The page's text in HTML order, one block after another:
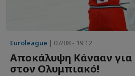
Euroleague | 07/08 - 19:12
Αποκάλυψη Κάνααν για
στον Ολυμπιακό!